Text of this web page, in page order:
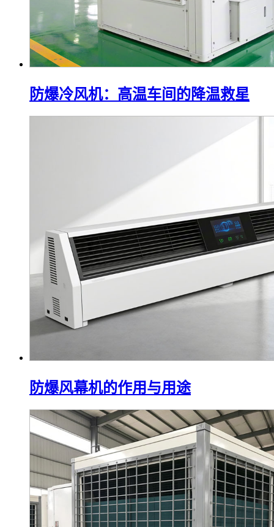
防爆冷风机：高温车间的降温救星
防爆风幕机的作用与用途